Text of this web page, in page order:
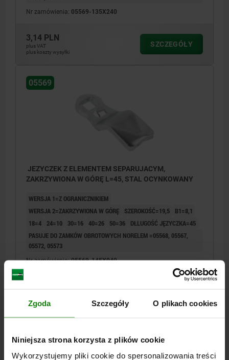
Zgoda Szczegóły O plikach cookies
Niniejsza strona korzysta z plików cookie
Wykorzystujemy pliki cookie do spersonalizowania treści
Nr zamówienia: 05569-135X240
3,14 PLN
plus VAT
plus koszty wysyłki
SZCZEGÓŁY
05569
JEZYCZEK Z ELEMENTEM SEPARUJACYM,
ZAKRZYWIONA W GÓRĘ L=45, STAL OCYNKOWANY
WERSJA 1=Z OGRANICZNIKIEM
WERSJA 2=ZAKRZYWIONA W GÓRĘ
SZEROKOŚĆ=19,5
B1=8,1
18=4
24=10 30=16 40=26 50=36
DŁLUGOŚĆ JĘZYCZKA=45
PASUJE DO ZAMKÓW OBROTOWYCH NORELEM =05568, 05567,
05572, 05573
Nr zamówienia:05569-145X040
plus koszty wysyłki